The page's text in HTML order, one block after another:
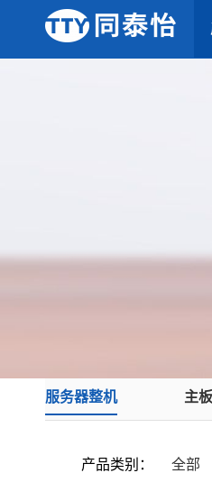
服务器整机 主
产品类别： 全部